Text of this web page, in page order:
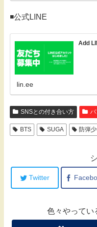
◾️公式LINE
Add
lin.ee
SNSとの付き合い方 バ
BTS SUGA 防弾
Twitter
色々やって